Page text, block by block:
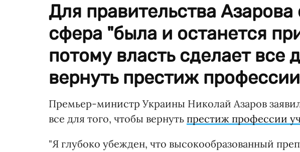
Для правительства Азарова
сфера "была и останется
потому власть сделает все
вернуть престиж
Премьер-министр Украины Николай Азаров
все для того, чтобы вернуть престиж профессии
"Я глубоко убежден, что высокообразованный